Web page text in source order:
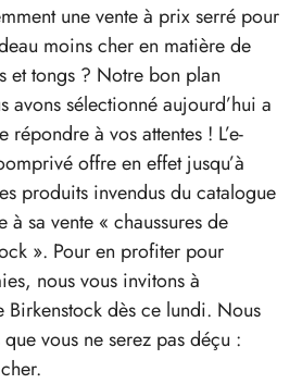
une vente à prix serré pour
moins cher en matière de
et tongs ? Notre bon plan
avons sélectionné aujourd’hui a
répondre à vos attentes ! L’e-
offre en effet jusqu’à
produits invendus du catalogue
à sa vente « chaussures de
». Pour en profiter pour
nous vous invitons à
Birkenstock dès ce lundi. Nous
vous ne serez pas déçu :